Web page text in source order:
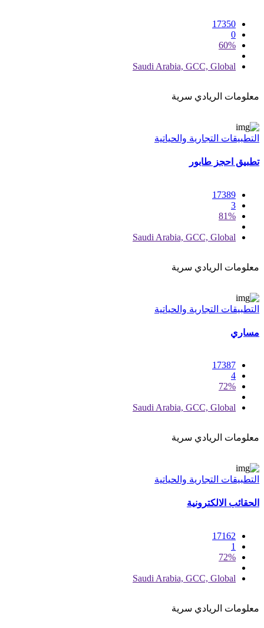
17350
0
60%
Saudi Arabia, GCC, Global
معلومات الريادي سرية
التطبيقات التجارية والحياتية
تطبيق احجز طابور
17389
3
81%
Saudi Arabia, GCC, Global
معلومات الريادي سرية
التطبيقات التجارية والحياتية
مساري
17387
4
72%
Saudi Arabia, GCC, Global
معلومات الريادي سرية
التطبيقات التجارية والحياتية
الحقائب الالكترونية
17162
1
72%
Saudi Arabia, GCC, Global
معلومات الريادي سرية